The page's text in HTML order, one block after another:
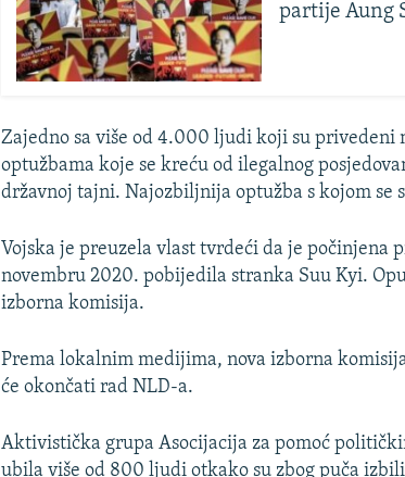
partije Aung
Zajedno sa više od 4.000 ljudi koji su privedeni
optužbama koje se kreću od ilegalnog
državnoj tajni. Najozbiljnija optužba s kojom se
Vojska je preuzela vlast tvrdeći da je počinjena
novembru 2020. pobijedila stranka Suu Kyi.
izborna komisija.
Prema lokalnim medijima, nova izborna
će okončati rad NLD-a.
Aktivistička grupa Asocijacija za pomoć
ubila više od 800 ljudi otkako su zbog puča